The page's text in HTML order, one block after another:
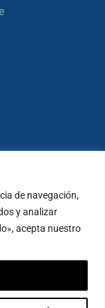
de navegación,
y analizar
acepta nuestro
Sakya –
de Pagos